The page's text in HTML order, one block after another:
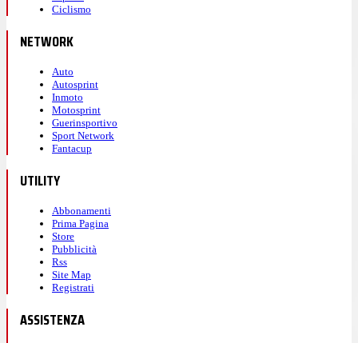
Ciclismo
NETWORK
Auto
Autosprint
Inmoto
Motosprint
Guerinsportivo
Sport Network
Fantacup
UTILITY
Abbonamenti
Prima Pagina
Store
Pubblicità
Rss
Site Map
Registrati
ASSISTENZA